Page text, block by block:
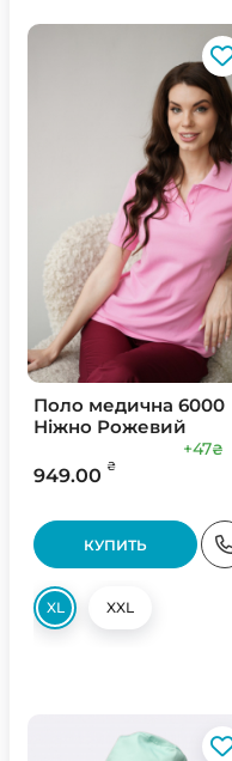
Поло медична 6000
Ніжно Рожевий
949.00 ₴
+47₴
КУПИТЬ
XL XXL